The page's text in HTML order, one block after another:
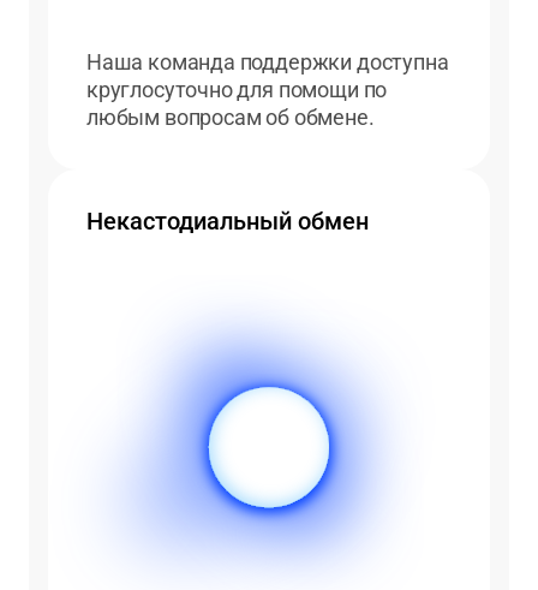
Наша команда поддержки доступна
круглосуточно для помощи по
любым вопросам об обмене.
Некастодиальный обмен